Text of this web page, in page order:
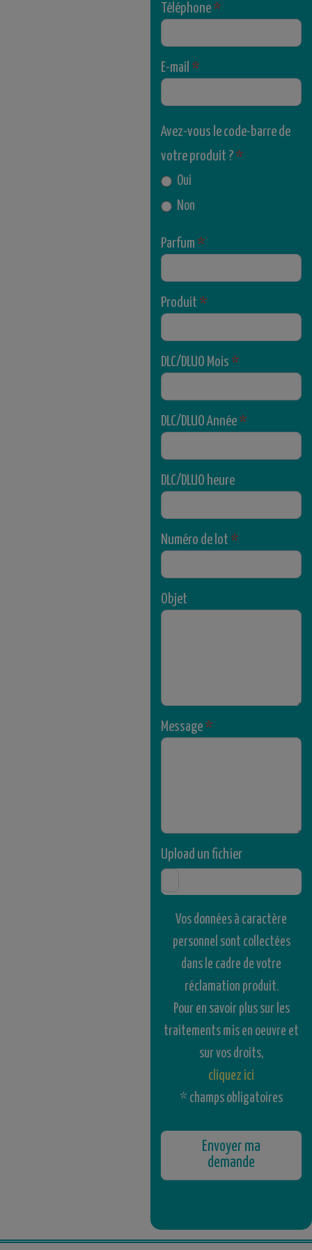
Téléphone *
E-mail *
Avez-vous le code-barre de
votre produit ? *
Oui
Non
Parfum *
Produit *
DLC/DLUO Mois *
DLC/DLUO Année *
DLC/DLUO heure
Numéro de lot *
Objet
Message *
Upload un fichier
Vos données à caractère
personnel sont collectées
dans le cadre de votre
réclamation produit.
Pour en savoir plus sur les
traitements mis en oeuvre et
sur vos droits,
cliquez ici
* champs obligatoires
Envoyer ma
demande